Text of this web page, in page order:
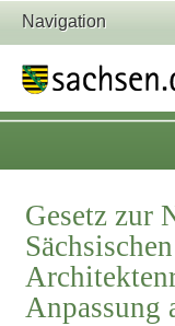
Navigation
Gesetz zur
Anpassung